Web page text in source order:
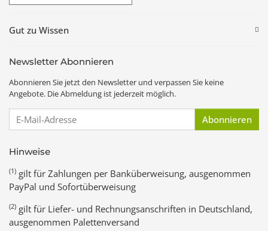
Gut zu Wissen
Newsletter Abonnieren
Abonnieren Sie jetzt den Newsletter und verpassen Sie keine
Angebote. Die Abmeldung ist jederzeit möglich.
E-Mail-Adresse Abonnieren
Hinweise
(1) gilt für Zahlungen per Banküberweisung, ausgenommen
PayPal und Sofortüberweisung
(2) gilt für Liefer- und Rechnungsanschriften in Deutschland,
ausgenommen Palettenversand